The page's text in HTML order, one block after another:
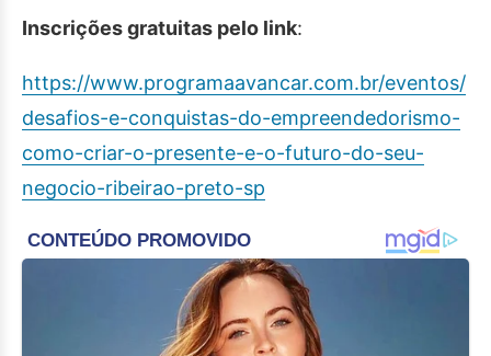
Inscrições gratuitas pelo link:
https://www.programaavancar.com.br/eventos/
desafios-e-conquistas-do-empreendedorismo-
como-criar-o-presente-e-o-futuro-do-seu-
negocio-ribeirao-preto-sp